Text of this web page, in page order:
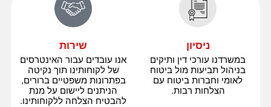
ניסיון
במשרדנו עורכי דין ותיקים
בניהול תביעות מול ביטוח
לאומי וחברות ביטוח עם
הצלחות רבות.
שירות
אנו עובדים עבור האינטרסים
של לקוחותינו תוך נקיטה
בפתרונות משפטיים ברורים,
הניתנים ליישום על מנת
להבטיח הצלחה ללקוחותינו.